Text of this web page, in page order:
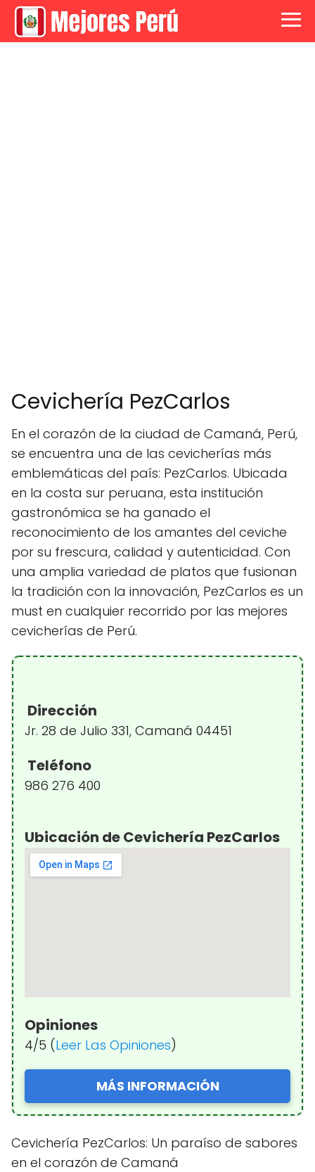
Cevichería PezCarlos
En el corazón de la ciudad de Camaná, Perú,
se encuentra una de las cevicherías más
emblemáticas del país: PezCarlos. Ubicada
en la costa sur peruana, esta institución
gastronómica se ha ganado el
reconocimiento de los amantes del ceviche
por su frescura, calidad y autenticidad. Con
una amplia variedad de platos que fusionan
la tradición con la innovación, PezCarlos es un
must en cualquier recorrido por las mejores
cevicherías de Perú.
Dirección
Jr. 28 de Julio 331, Camaná 04451
Teléfono
986 276 400
Ubicación de Cevichería PezCarlos
Opiniones
4/5 (Leer Las Opiniones)
MÁS INFORMACIÓN
Cevichería PezCarlos: Un paraíso de sabores
en el corazón de Camaná